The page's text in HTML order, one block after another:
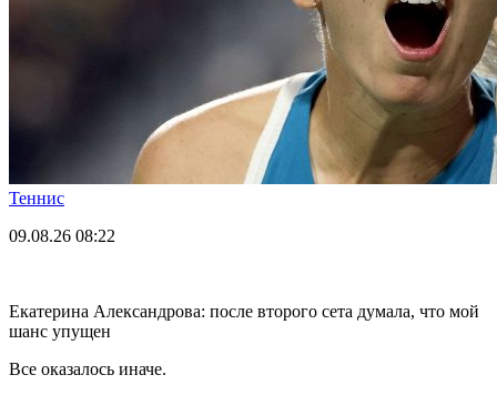
Теннис
09.08.26 08:22
Екатерина Александрова: после второго сета думала, что мой
шанс упущен
Все оказалось иначе.